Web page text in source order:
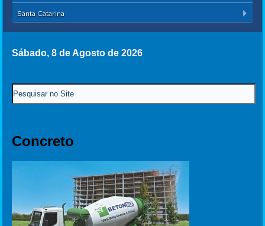
Santa Catarina
Sábado, 8 de Agosto de 2026
Concreto